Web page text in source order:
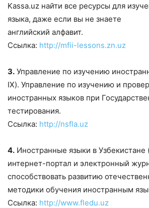
Kassa.uz найти все ресурсы для
языка, даже если вы не знаете
английский алфавит.
Ссылка: http://mfii-lessons.zn.uz
3. Управление по изучению
IX). Управление по изучению и
иностранных языков при
тестирования.
Ссылка: http://nsfla.uz
4. Иностранные языки в Узбекистане
интернет-портал и электронный
способствовать развитию
методики обучения иностранным
Ссылка: http://www.fledu.uz